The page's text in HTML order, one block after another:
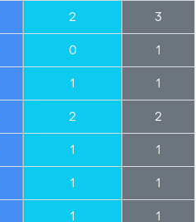
2 3
0 1
1 1
2 2
1 1
1 1
1 1